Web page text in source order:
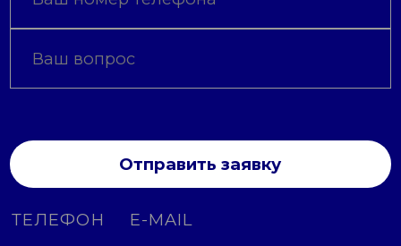
Отправить заявку
ТЕЛЕФОН E-MAIL